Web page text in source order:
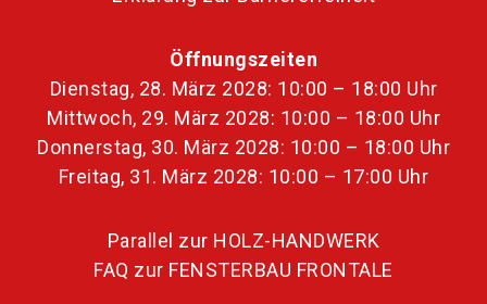
Öffnungszeiten
Dienstag, 28. März 2028: 10:00 – 18:00 Uhr
Mittwoch, 29. März 2028: 10:00 – 18:00 Uhr
Donnerstag, 30. März 2028: 10:00 – 18:00 Uhr
Freitag, 31. März 2028: 10:00 – 17:00 Uhr
Parallel zur HOLZ-HANDWERK
FAQ zur FENSTERBAU FRONTALE